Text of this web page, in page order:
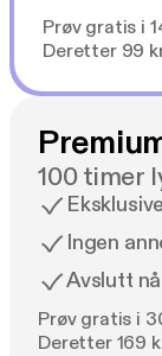
Prøv gratis i
Deretter 99
100 timer
Ingen
Avslutt
Prøv gratis i
Deretter 169